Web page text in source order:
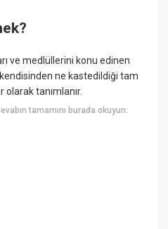
ve medlüllerini konu edinen
ne kastedildiği tam
tanımlanır.
tamamını burada okuyun: